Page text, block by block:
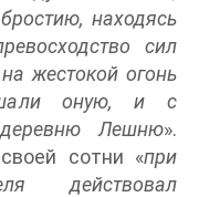
находясь
сил
жестокой огонь
оную, и с
Лешню».
сотни «при
действовал